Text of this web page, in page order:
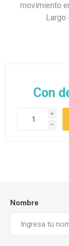
movimiento
Largo
Con
i
h
Nombre